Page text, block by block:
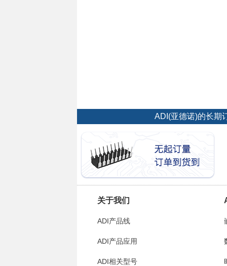
ADI(亚德诺)的长期
关于我们
ADI产品线
ADI产品应用
ADI相关型号